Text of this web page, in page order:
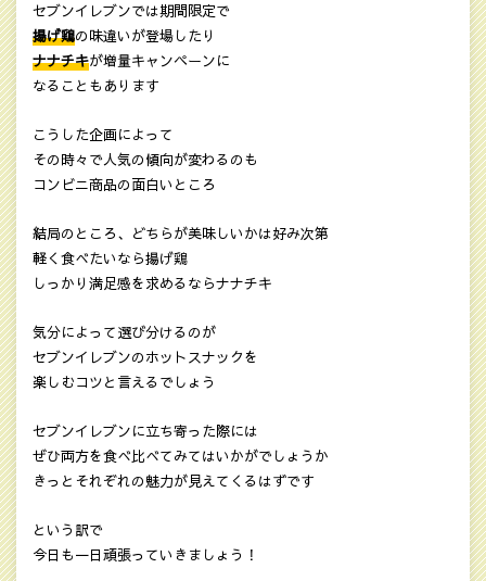
セブンイレブンでは期間限定で
揚げ鶏の味違いが登場したり
ナナチキが増量キャンペーンに
なることもあります
こうした企画によって
その時々で人気の傾向が変わるのも
コンビニ商品の面白いところ
結局のところ、どちらが美味しいかは好み次第
軽く食べたいなら揚げ鶏
しっかり満足感を求めるならナナチキ
気分によって選び分けるのが
セブンイレブンのホットスナックを
楽しむコツと言えるでしょう
セブンイレブンに立ち寄った際には
ぜひ両方を食べ比べてみてはいかがでしょうか
きっとそれぞれの魅力が見えてくるはずです
という訳で
今日も一日頑張っていきましょう！